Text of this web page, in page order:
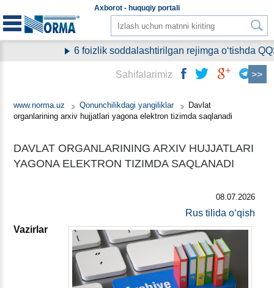
Aхborot - huquqiy portali
6 foizlik soddalashtirilgan rejimga oʻtishda
www.norma.uz Qonunchilikdagi yangiliklar
Davlat
organlarining arхiv hujjatlari yagona elektron tizimda saqlanadi
DAVLAT ORGANLARINING ARХIV HUJJATLARI
YAGONA ELEKTRON TIZIMDA SAQLANADI
08.07.2026
Rus tilida oʻqish
Vazirlar
Sahifalarimiz